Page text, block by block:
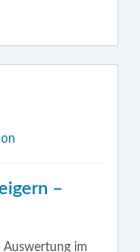
–
Auswertung im